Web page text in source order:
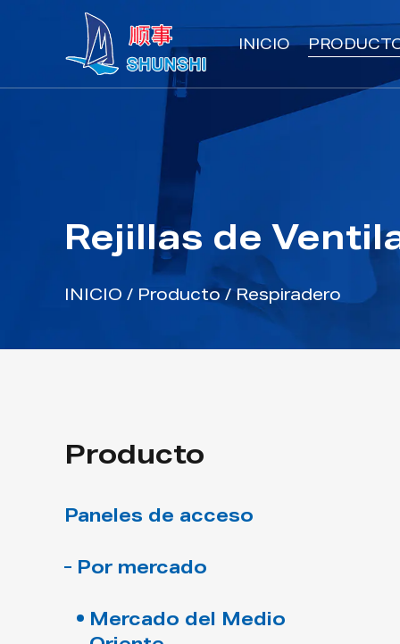
INICIO
Rejillas de
INICIO / Producto /Respiradero
Producto
Paneles de acceso
Por mercado
Mercado del Medio